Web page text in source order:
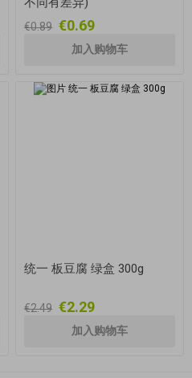
€0.89 €0.69
统一 板豆腐 绿盒 300g
€2.49 €2.29